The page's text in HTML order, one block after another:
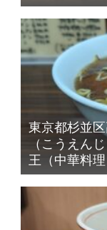
東京都杉並
（こうえん
王（中華料